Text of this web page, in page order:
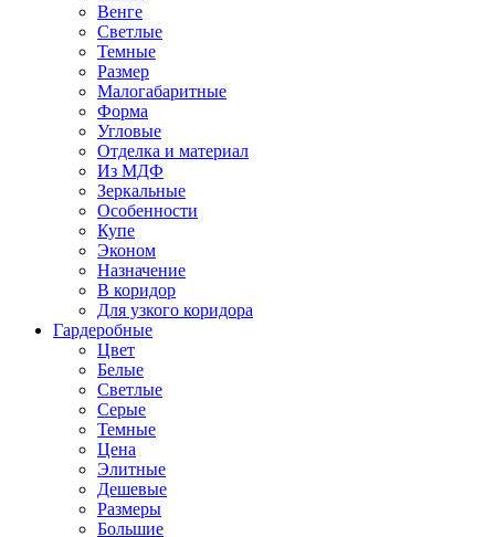
Венге
Светлые
Темные
Размер
Малогабаритные
Форма
Угловые
Отделка и материал
Из МДФ
Зеркальные
Особенности
Купе
Эконом
Назначение
В коридор
Для узкого коридора
Гардеробные
Цвет
Белые
Светлые
Серые
Темные
Цена
Элитные
Дешевые
Размеры
Большие